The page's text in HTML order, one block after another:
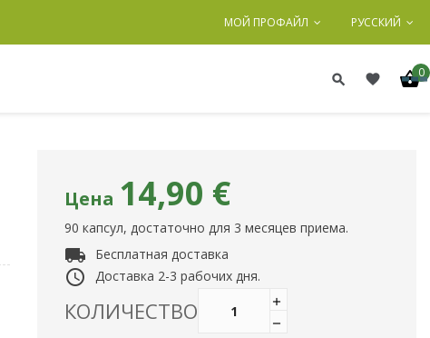
МОЙ ПРОФАЙЛ РУССКИЙ
0
Цена 14,90 €
90 капсул, достаточно для 3 месяцев приема.
local_shipping Бесплатная доставка
access_time Доставка 2-3 рабочих дня.
КОЛИЧЕСТВО